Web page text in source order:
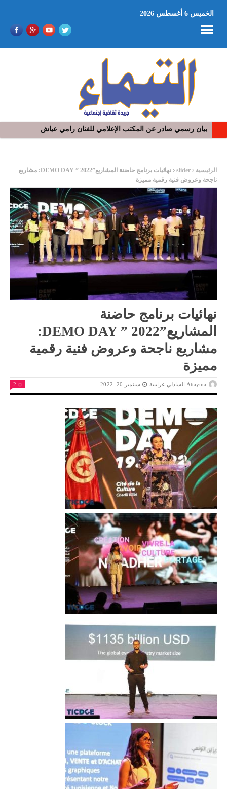
الخميس 6 أغسطس 2026
في افتتاح مهرجان بومخلوف الدولي: رؤوف ماهر يتالق و يشد الجمهور
الرئيسية slider
نهائيات برنامج حاضنة المشاريع”DEMO DAY ” 2022: مشاريع
ناجحة وعروض فنية رقمية مميزة
نهائيات برنامج حاضنة
المشاريع”DEMO DAY ” 2022:
مشاريع ناجحة وعروض فنية رقمية
مميزة
Attayma الشاذلي عرايبية سبتمبر 20, 2022 2